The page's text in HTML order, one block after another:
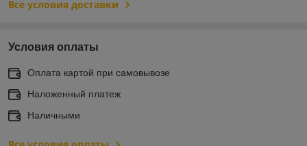
Все условия доставки
Условия оплаты
Оплата картой при самовывозе
Наложенный платеж
Наличными